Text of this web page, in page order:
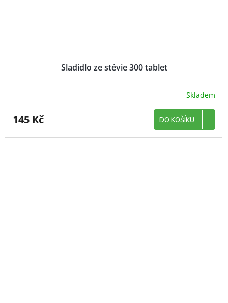
Sladidlo ze stévie 300 tablet
Skladem
145 Kč DO KOŠÍKU